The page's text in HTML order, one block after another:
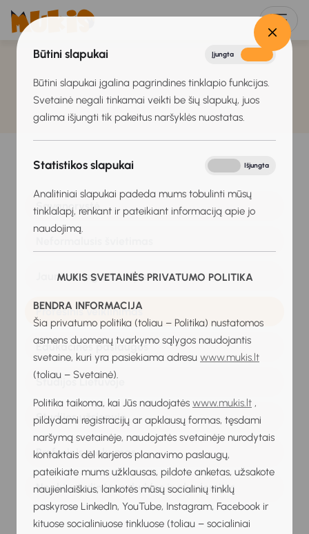
Būtini slapukai Įjungta
Būtini slapukai įgalina pagrindines tinklapio funkcijas.
Svetainė negali tinkamai veikti be šių slapukų, juos
galima išjungti tik pakeitus naršyklės nuostatas.
Statistikos slapukai Išjungta
Analitiniai slapukai padeda mums tobulinti mūsų
tinklalapį, renkant ir pateikiant informaciją apie jo
naudojimą.
MUKIS SVETAINĖS PRIVATUMO POLITIKA
BENDRA INFORMACIJA
Šia privatumo politika (toliau – Politika) nustatomos
asmens duomenų tvarkymo sąlygos naudojantis
svetaine, kuri yra pasiekiama adresu www.mukis.lt
(toliau – Svetainė).
Politika taikoma, kai Jūs naudojatės www.mukis.lt ,
pildydami registracijų ar apklausų formas, tęsdami
naršymą svetainėje, naudojatės svetainėje nurodytais
kontaktais dėl karjeros planavimo paslaugų,
pateikiate mums užklausas, pildote anketas, užsakote
naujienlaiškius, lankotės mūsų socialinių tinklų
paskyrose LinkedIn, YouTube, Instagram, Facebook ir
kituose socialiniuose tinkluose (toliau – socialiniai
Savanorystė
Jaunimo organizacijos
Profesinis veiklinimas
Edukacinės paslaugos
Studijos Lietuvoje
Studijos užsienyje
Profesinis mokymas
Neakivaizdinės mokyklos ir akademijos